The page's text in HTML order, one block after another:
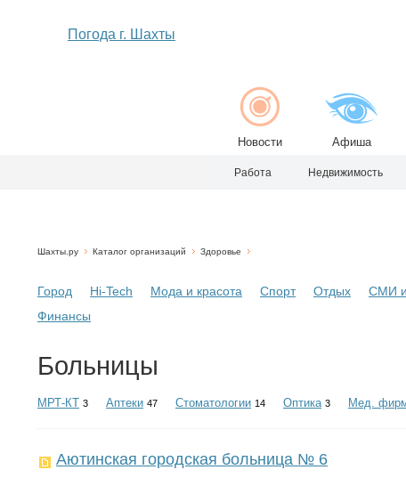
Погода г. Шахты
Новости Афиша
Работа Недвижимость
Шахты.ру Каталог организаций Здоровье
Город Hi-Tech Мода и красота Спорт Отдых СМИ и
Финансы
Больницы
МРТ-КТ 3 Аптеки 47 Стоматологии 14 Оптика 3 Мед.
Аютинская городская больница № 6